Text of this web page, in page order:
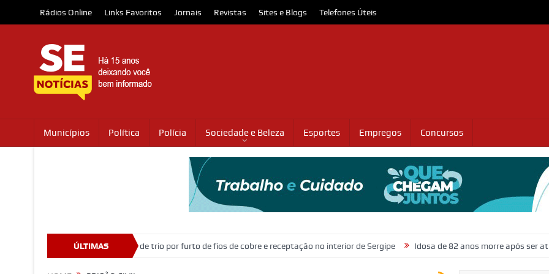
Rádios Online Links Favoritos Jornais Revistas Sites e Blogs Telefones Úteis
Municípios Política Polícia Sociedade e Beleza Esportes Empregos Concursos
ÚLTIMAS
Ação policial prende trio por furto de fios de cobre e receptação no interior de Sergipe Idosa de 82 anos morre após ser atropelada na